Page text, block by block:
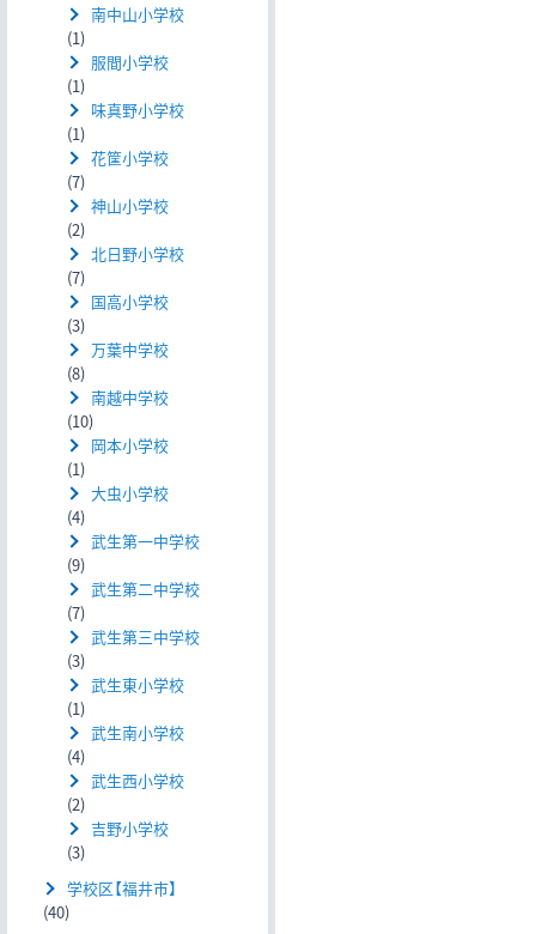
南中山小学校
(1)
服間小学校
(1)
味真野小学校
(1)
花筐小学校
(7)
神山小学校
(2)
北日野小学校
(7)
国高小学校
(3)
万葉中学校
(8)
南越中学校
(10)
岡本小学校
(1)
大虫小学校
(4)
武生第一中学校
(9)
武生第二中学校
(7)
武生第三中学校
(3)
武生東小学校
(1)
武生南小学校
(4)
武生西小学校
(2)
吉野小学校
(3)
学校区【福井市】
(40)